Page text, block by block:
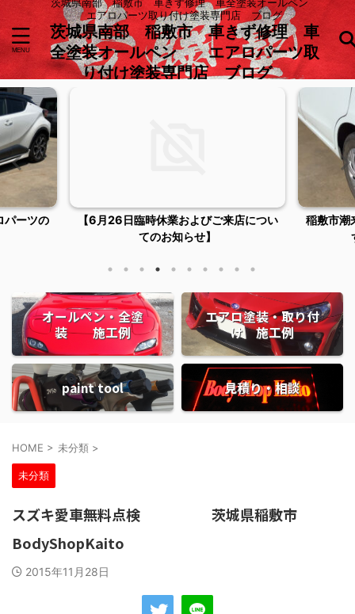
エアロパーツ取り付け塗装専門店 ブログ
茨城県南部 稲敷市 車きず修理 車
全塗装オールペン エアロパーツ取
り付け塗装専門店 ブログ
パーツの
【6月26日臨時休業およびご来店につい
てのお知らせ】
稲敷市潮
オールペン・全塗
装 施工例
エアロ塗装・取り付
け 施工例
paint tool 見積り・相談
HOME > 未分類 >
未分類
スズキ愛車無料点検 茨城県稲敷市
BodyShopKaito
2015年11月28日